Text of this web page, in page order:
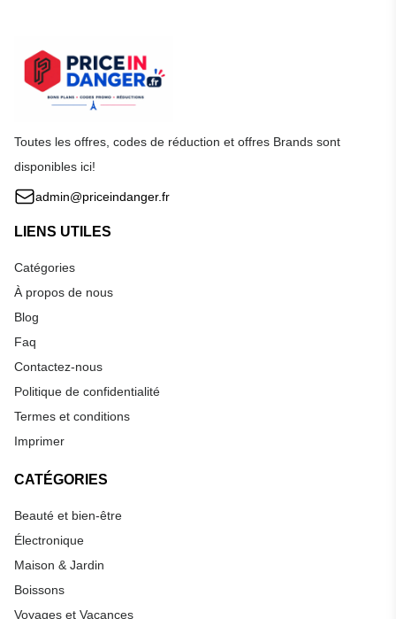
Toutes les offres, codes de réduction et offres Brands sont
disponibles ici!
admin@priceindanger.fr
LIENS UTILES
Catégories
À propos de nous
Blog
Faq
Contactez-nous
Politique de confidentialité
Termes et conditions
Imprimer
CATÉGORIES
Beauté et bien-être
Électronique
Maison & Jardin
Boissons
Voyages et Vacances